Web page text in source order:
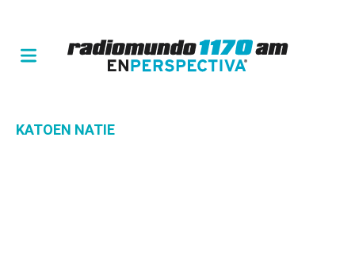
KATOEN NATIE